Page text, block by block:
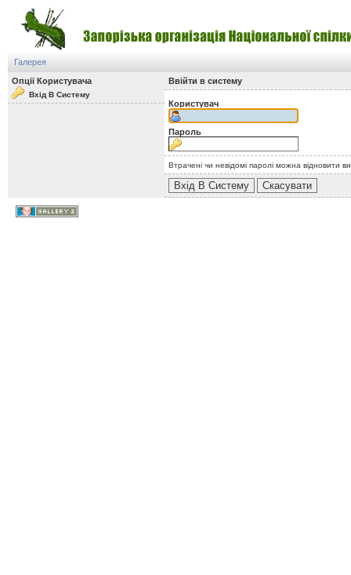
Галерея
Опції Користувача
Вхід В Систему
Ввійти в систему
Користувач
Пароль
Втрачені чи невідомі паролі можна відновити